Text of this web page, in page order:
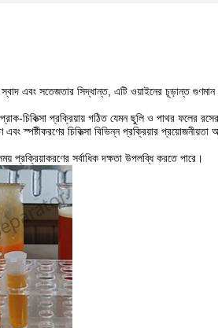
এবং সতেজতার সিদ্ধান্ত, এটি ওয়াইনের চূড়ান্ত গুণমান
চিকিত্সা প্রক্রিয়ায় গঠিত যেমন ছুলি ও পাথর ফলের রসের
স্পষ্টীকরণের চিকিত্সা বিভিন্ন প্রক্রিয়ার প্রয়োজনীয়তা
প্রক্রিয়াকরণের সর্বাধিক দক্ষতা উপলব্ধি করতে পারে।